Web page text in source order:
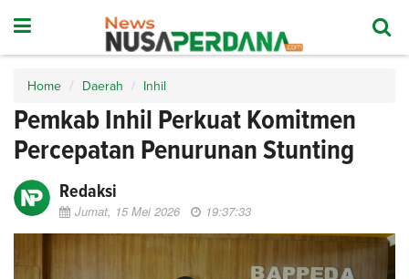
Home Daerah Inhil
Pemkab Inhil Perkuat Komitmen
Percepatan Penurunan Stunting
Redaksi
Jumat, 15 Mei 2026 19:37:33